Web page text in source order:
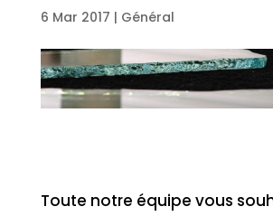
6 Mar 2017 | Général
Toute notre équipe vous